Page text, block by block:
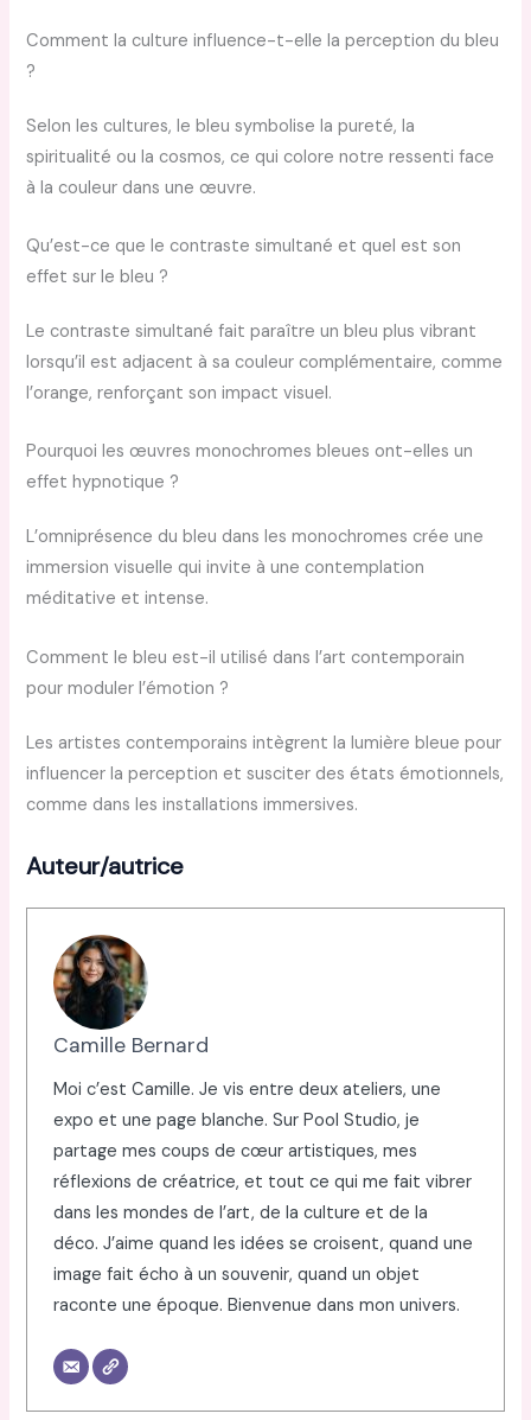
Comment la culture influence-t-elle la perception du bleu
?
Selon les cultures, le bleu symbolise la pureté, la
spiritualité ou la cosmos, ce qui colore notre ressenti face
à la couleur dans une œuvre.
Qu’est-ce que le contraste simultané et quel est son
effet sur le bleu ?
Le contraste simultané fait paraître un bleu plus vibrant
lorsqu’il est adjacent à sa couleur complémentaire, comme
l’orange, renforçant son impact visuel.
Pourquoi les œuvres monochromes bleues ont-elles un
effet hypnotique ?
L’omniprésence du bleu dans les monochromes crée une
immersion visuelle qui invite à une contemplation
méditative et intense.
Comment le bleu est-il utilisé dans l’art contemporain
pour moduler l’émotion ?
Les artistes contemporains intègrent la lumière bleue pour
influencer la perception et susciter des états émotionnels,
comme dans les installations immersives.
Auteur/autrice
Camille Bernard
Moi c’est Camille. Je vis entre deux ateliers, une
expo et une page blanche. Sur Pool Studio, je
partage mes coups de cœur artistiques, mes
réflexions de créatrice, et tout ce qui me fait vibrer
dans les mondes de l’art, de la culture et de la
déco. J’aime quand les idées se croisent, quand une
image fait écho à un souvenir, quand un objet
raconte une époque. Bienvenue dans mon univers.